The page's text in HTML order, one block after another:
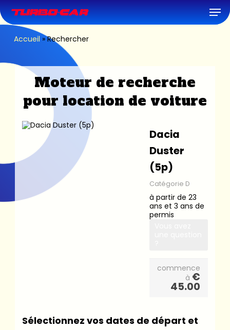
to
main
content
Accueil »Rechercher
Moteur de recherche
pour location de voiture
Dacia
Duster
(5p)
Catégorie D
à partir de 23
ans et 3 ans de
permis
commence
à €
45.00
Sélectionnez vos dates de départ et